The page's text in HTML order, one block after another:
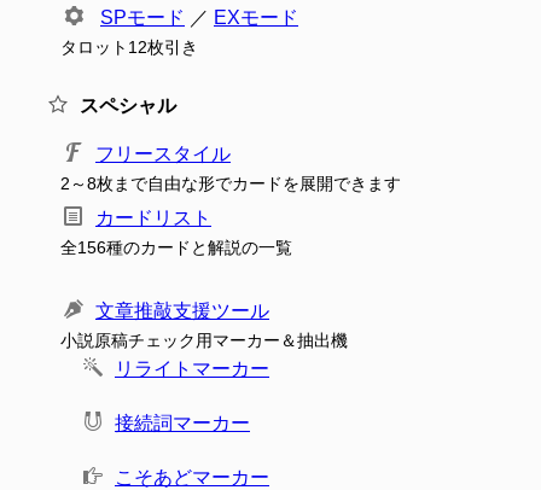
SPモード ／ EXモード
タロット12枚引き
スペシャル
フリースタイル
2～8枚まで自由な形でカードを展開できます
カードリスト
全156種のカードと解説の一覧
文章推敲支援ツール
小説原稿チェック用マーカー＆抽出機
リライトマーカー
接続詞マーカー
こそあどマーカー